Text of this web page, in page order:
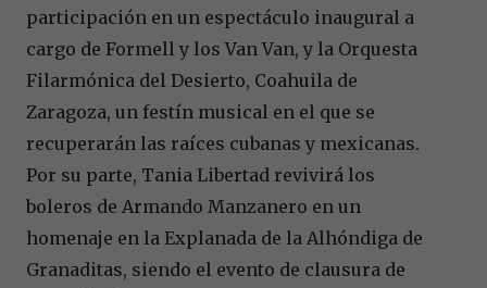
participación en un espectáculo inaugural a
cargo de Formell y los Van Van, y la Orquesta
Filarmónica del Desierto, Coahuila de
Zaragoza, un festín musical en el que se
recuperarán las raíces cubanas y mexicanas.
Por su parte, Tania Libertad revivirá los
boleros de Armando Manzanero en un
homenaje en la Explanada de la Alhóndiga de
Granaditas, siendo el evento de clausura de